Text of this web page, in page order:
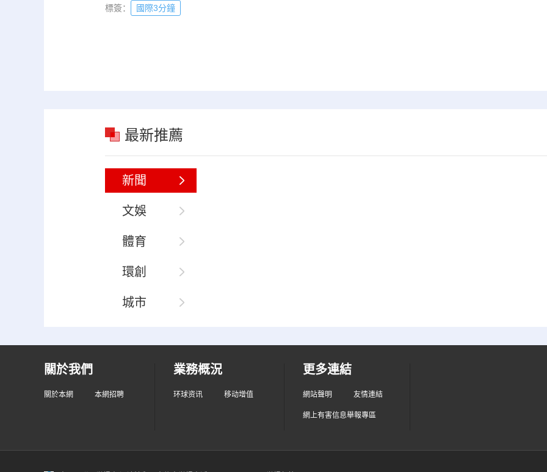
標簽： 國際3分鐘
最新推薦
新聞
文娛
體育
環創
城市
關於我們
關於本網 本網招聘
業務概況
环球资讯 移动增值
更多連結
網站聲明 友情連結
網上有害信息舉報專區